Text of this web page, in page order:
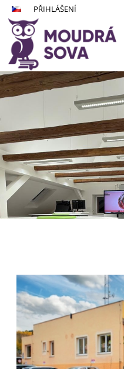
PŘIHLÁŠENÍ
Hlavní
stránka
Jsme přesvědčení, že
znalostí. Jeho hlavním
a stimulovat jeho
představují bezpečné
rozvíjet své silné a
si tak aktivní přístup ke